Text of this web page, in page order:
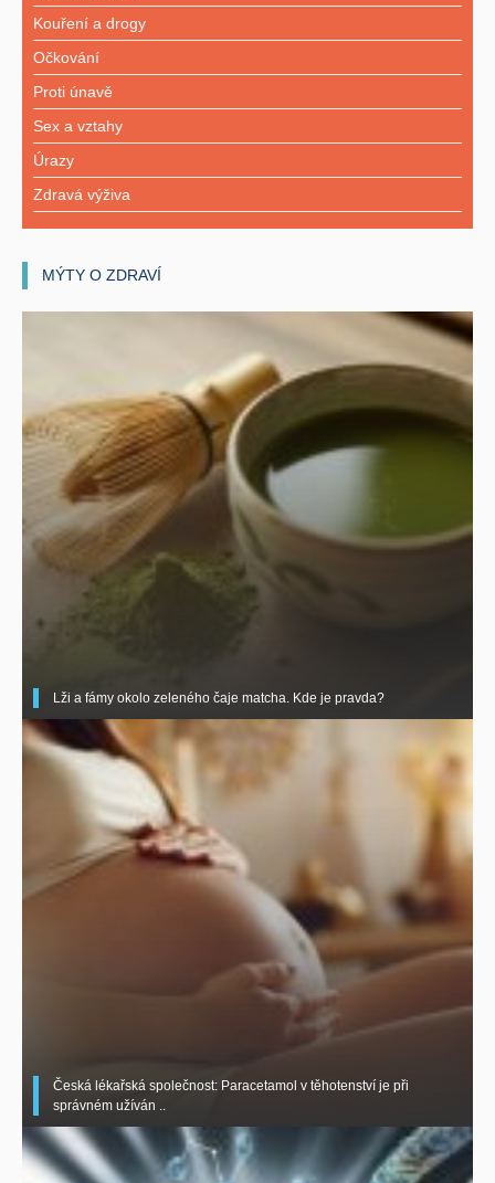
Kouření a drogy
Očkování
Proti únavě
Sex a vztahy
Úrazy
Zdravá výživa
MÝTY O ZDRAVÍ
Lži a fámy okolo zeleného čaje matcha. Kde je pravda?
Česká lékařská společnost: Paracetamol v těhotenství je při
správném užíván ..